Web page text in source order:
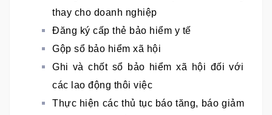
thay cho doanh nghiệp
Đăng ký cấp thẻ bảo hiểm y tế
Gộp sổ bảo hiểm xã hội
Ghi và chốt sổ bảo hiểm xã hội đối với
các lao động thôi việc
Thực hiện các thủ tục báo tăng, báo giảm